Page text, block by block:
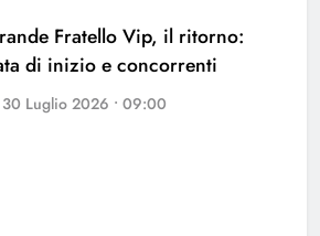
Fratello Vip, il ritorno:
di inizio e concorrenti
30 Luglio 2026 • 09:00